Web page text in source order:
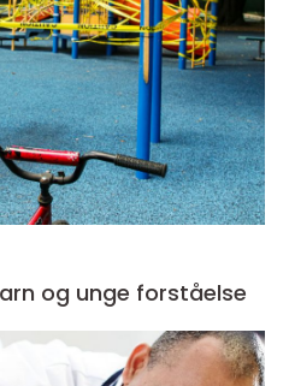
forståelse